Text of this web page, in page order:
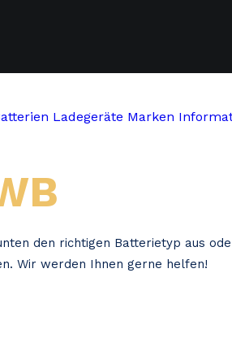
Ladegeräte Marken
den richtigen Batterietyp aus
Wir werden Ihnen gerne helfen!